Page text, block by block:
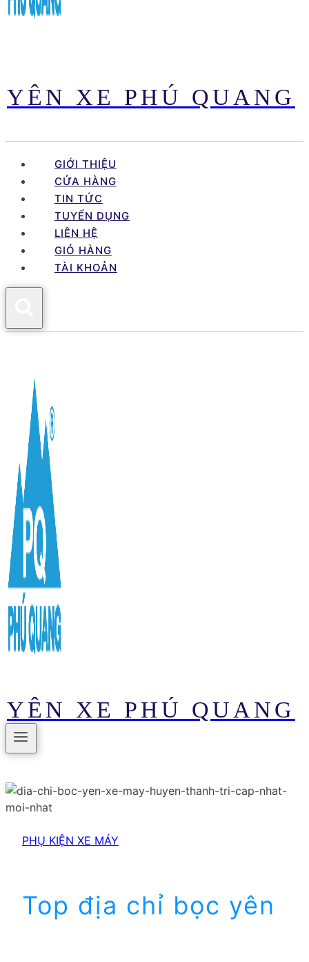
YÊN XE PHÚ QUANG
GIỚI THIỆU
CỬA HÀNG
TIN TỨC
TUYỂN DỤNG
LIÊN HỆ
GIỎ HÀNG
TÀI KHOẢN
YÊN XE PHÚ QUANG
PHỤ KIỆN XE MÁY
Top địa chỉ bọc yên